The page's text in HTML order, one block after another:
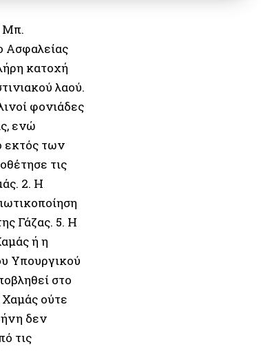
Μπ.
Ασφαλείας
κατοχή
λαού.
φονιάδες
ενώ
εκτός των
τις
2. Η
Γάζας. 5. Η
ή η
Υπουργικού
στο
ούτε
δεν
τις